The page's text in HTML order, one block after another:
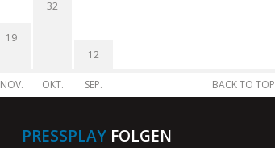
19
NOV.
32
OKT.
12
SEP. BACK TO TOP
PRESSPLAYFOLGEN